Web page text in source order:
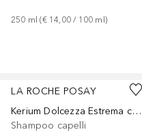
250 ml (€ 14,00 / 100 ml)
LA ROCHE POSAY
Kerium Dolcezza Estrema capacità
Shampoo capelli